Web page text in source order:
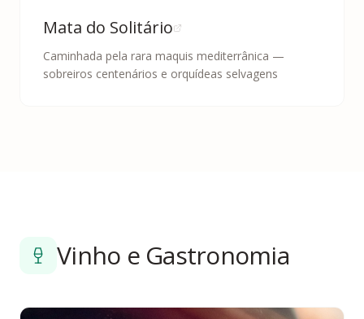
Mata do Solitário
Caminhada pela rara maquis mediterrânica —
sobreiros centenários e orquídeas selvagens
Vinho e Gastronomia